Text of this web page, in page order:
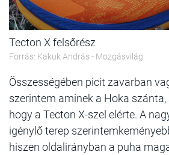
Tecton X felsőrész
Forrás: Kakuk András - Mozgásvilág
Összességében picit zavarban
szerintem aminek a Hoka
hogy a Tecton X-szel elérte. A
igénylő terep
hiszen oldalirányban a puha